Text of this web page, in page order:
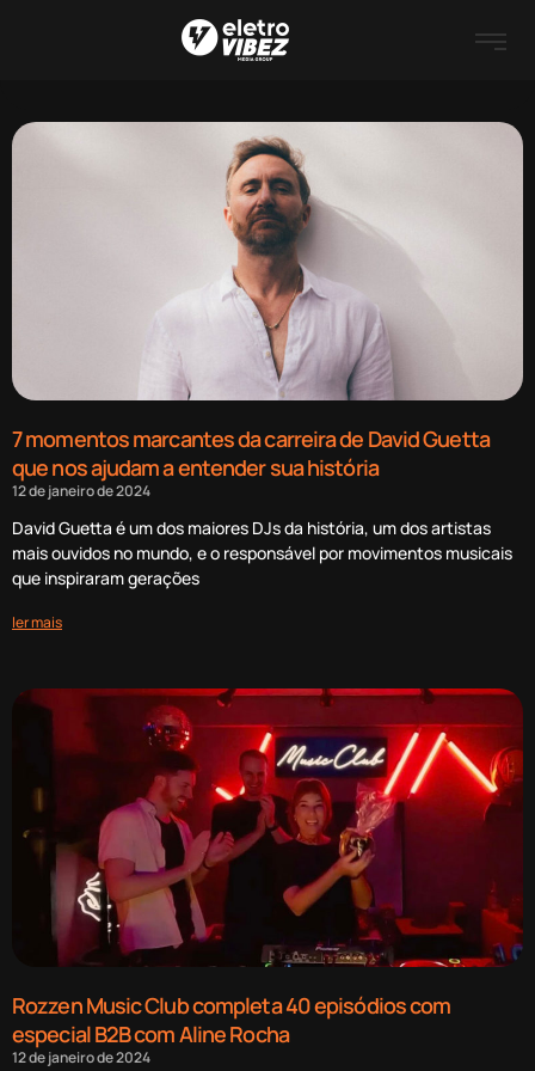
7 momentos marcantes da carreira de David Guetta
que nos ajudam a entender sua história
12 de janeiro de 2024
David Guetta é um dos maiores DJs da história, um dos artistas
mais ouvidos no mundo, e o responsável por movimentos musicais
que inspiraram gerações
ler mais
Rozzen Music Club completa 40 episódios com
especial B2B com Aline Rocha
12 de janeiro de 2024